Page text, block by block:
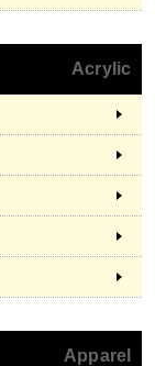
Acrylic
Apparel